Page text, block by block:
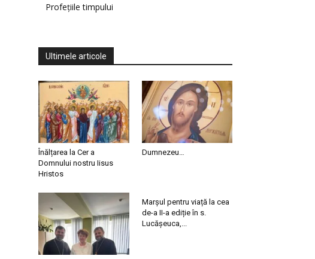
Profețiile timpului
Ultimele articole
Înălțarea la Cer a
Domnului nostru Iisus
Hristos
Dumnezeu…
Marșul pentru viață la cea
de-a II-a ediție în s.
Lucășeuca,...